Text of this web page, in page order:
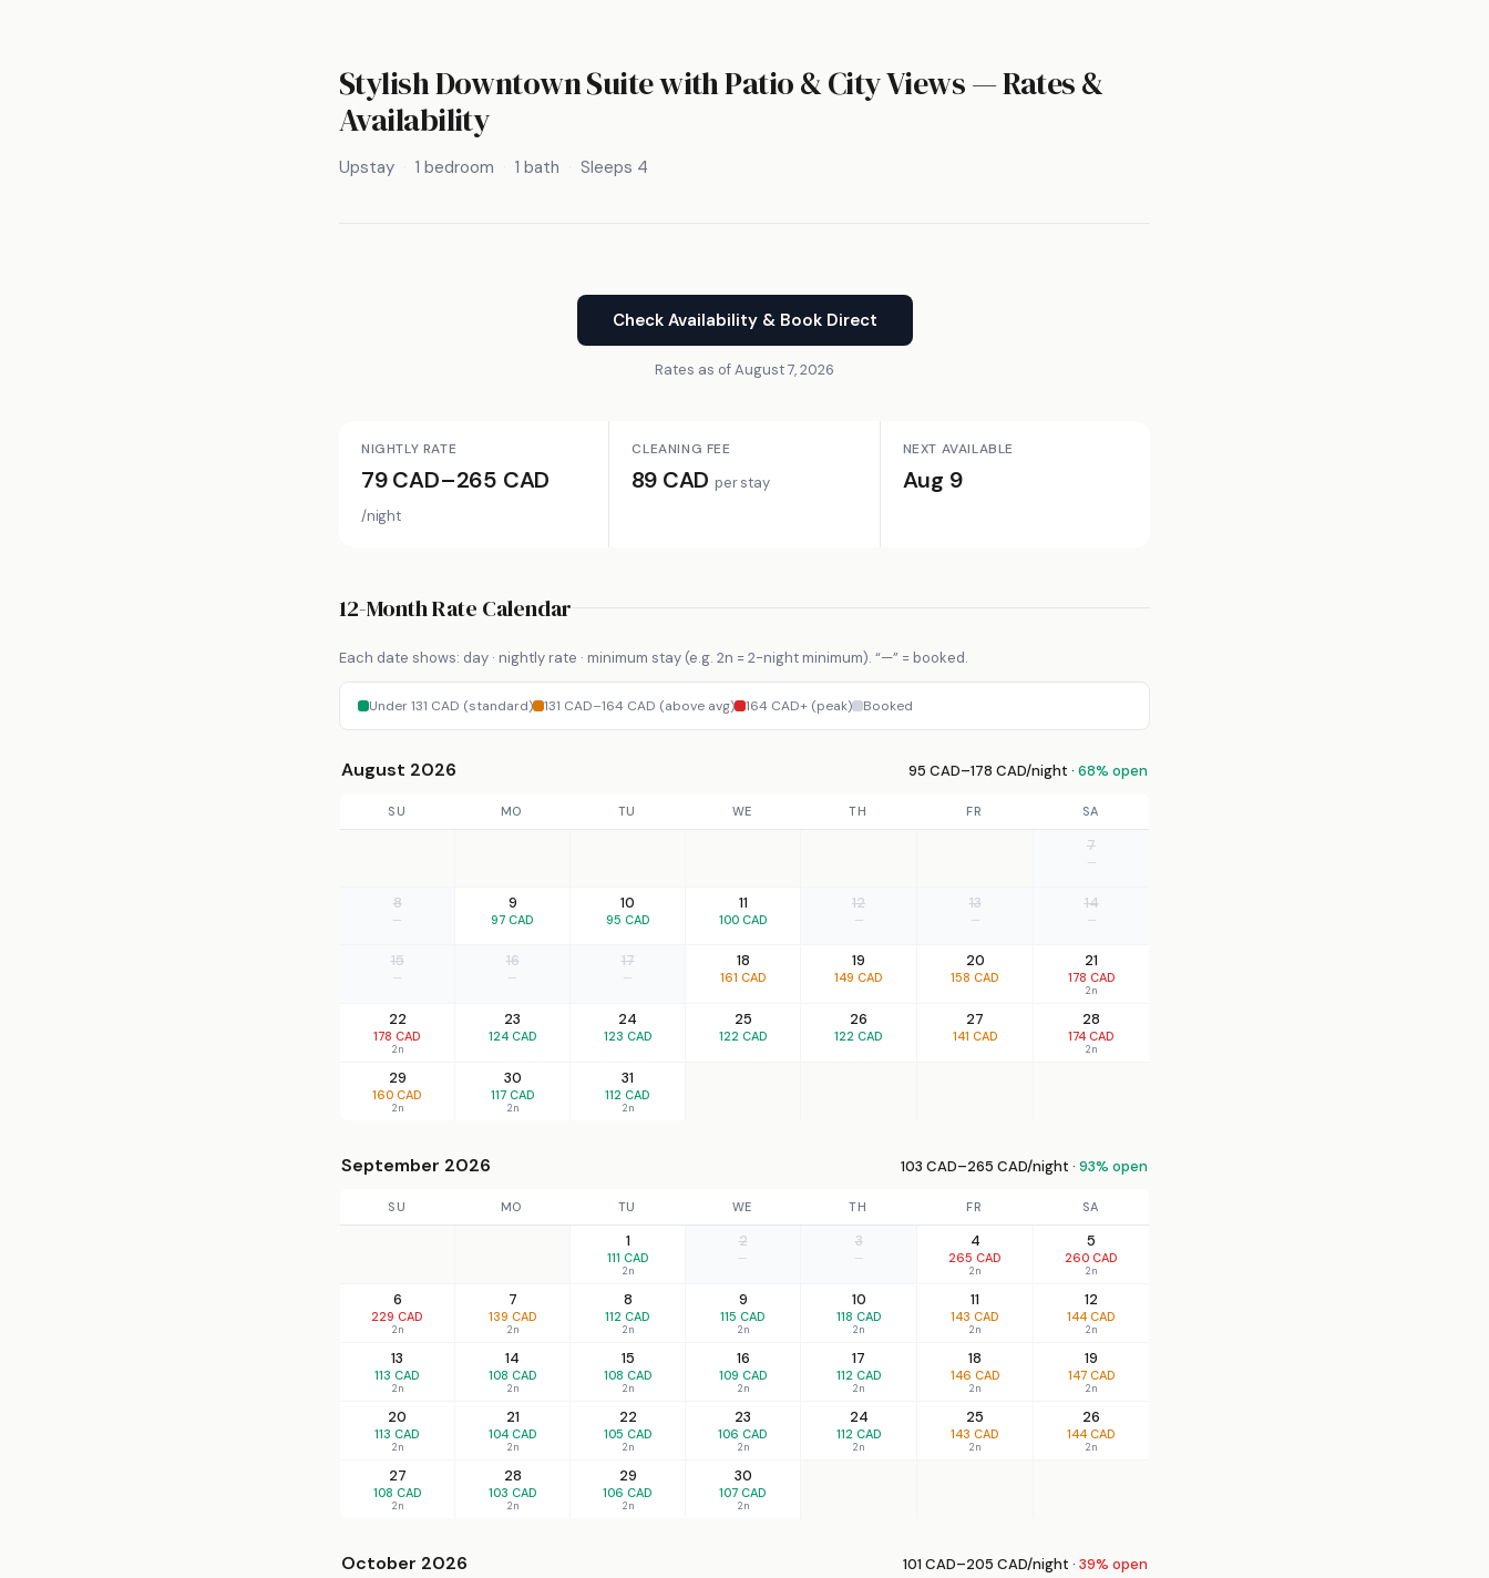
Stylish Downtown Suite with Patio & City Views — Rates &
Availability
Upstay 1 bedroom 1 bath Sleeps 4
Check Availability & Book Direct
Rates as of August 7, 2026
NIGHTLY RATE
79 CAD–265 CAD
/night
CLEANING FEE
89 CAD per stay
NEXT AVAILABLE
Aug 9
12-Month Rate Calendar
Each date shows: day · nightly rate · minimum stay (e.g. 2n = 2-night minimum). “—” = booked.
Under 131 CAD (standard) 131 CAD–164 CAD (above avg) 164 CAD+ (peak) Booked
August 2026 95 CAD–178 CAD/night · 68% open
SU MO TU WE TH FR SA
7
—
8
—
9
97 CAD
10
95 CAD
11
100 CAD
12
—
13
—
14
—
15
—
16
—
17
—
18
161 CAD
19
149 CAD
20
158 CAD
21
178 CAD
2n
22
178 CAD
2n
23
124 CAD
24
123 CAD
25
122 CAD
26
122 CAD
27
141 CAD
28
174 CAD
2n
29
160 CAD
2n
30
117 CAD
2n
31
112 CAD
2n
September 2026 103 CAD–265 CAD/night · 93% open
SU MO TU WE TH FR SA
1
111 CAD
2n
2
—
3
—
4
265 CAD
2n
5
260 CAD
2n
6
229 CAD
2n
7
139 CAD
2n
8
112 CAD
2n
9
115 CAD
2n
10
118 CAD
2n
11
143 CAD
2n
12
144 CAD
2n
13
113 CAD
2n
14
108 CAD
2n
15
108 CAD
2n
16
109 CAD
2n
17
112 CAD
2n
18
146 CAD
2n
19
147 CAD
2n
20
113 CAD
2n
21
104 CAD
2n
22
105 CAD
2n
23
106 CAD
2n
24
112 CAD
2n
25
143 CAD
2n
26
144 CAD
2n
27
108 CAD
2n
28
103 CAD
2n
29
106 CAD
2n
30
107 CAD
2n
October 2026 101 CAD–205 CAD/night · 39% open